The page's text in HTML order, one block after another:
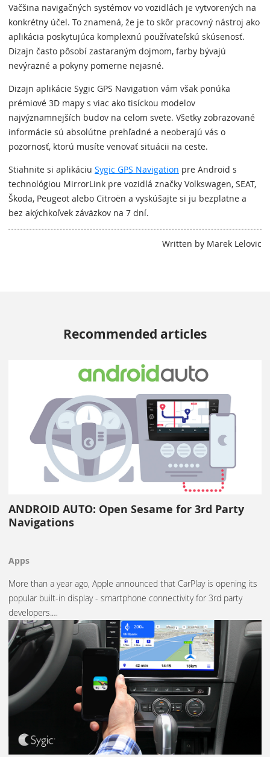
Väčšina navigačných systémov vo vozidlách je vytvorených na
konkrétny účel. To znamená, že je to skôr pracovný nástroj ako
aplikácia poskytujúca komplexnú používateľskú skúsenosť.
Dizajn často pôsobí zastaraným dojmom, farby bývajú
nevýrazné a pokyny pomerne nejasné.
Dizajn aplikácie Sygic GPS Navigation vám však ponúka
prémiové 3D mapy s viac ako tisíckou modelov
najvýznamnejších budov na celom svete. Všetky zobrazované
informácie sú absolútne prehľadné a neoberajú vás o
pozornosť, ktorú musíte venovať situácii na ceste.
Stiahnite si aplikáciu Sygic GPS Navigation pre Android s
technológiou MirrorLink pre vozidlá značky Volkswagen, SEAT,
Škoda, Peugeot alebo Citroën a vyskúšajte si ju bezplatne a
bez akýchkoľvek záväzkov na 7 dní.
Written by Marek Lelovic
Recommended articles
ANDROID AUTO: Open Sesame for 3rd Party
Navigations
Apps
More than a year ago, Apple announced that CarPlay is opening its
popular built-in display - smartphone connectivity for 3rd party
developers.…